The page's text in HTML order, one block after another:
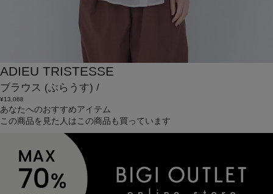
ADIEU TRISTESSE
ブラウス (ぶらうす) /
¥13,068
あなたへのおすすめアイテム
この商品を見た人はこの商品も買っています